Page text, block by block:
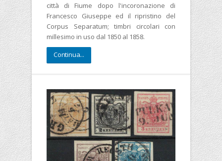
città di Fiume dopo l'incoronazione di
Francesco Giuseppe ed il ripristino del
Corpus Separatum; timbri circolari con
millesimo in uso dal 1850 al 1858.
Continua...